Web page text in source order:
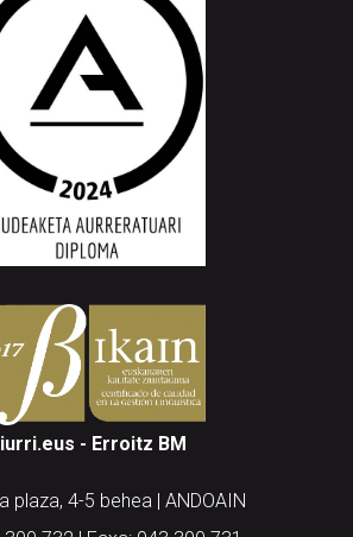
- Erroitz BM
plaza, 4-5 behea | ANDOAIN